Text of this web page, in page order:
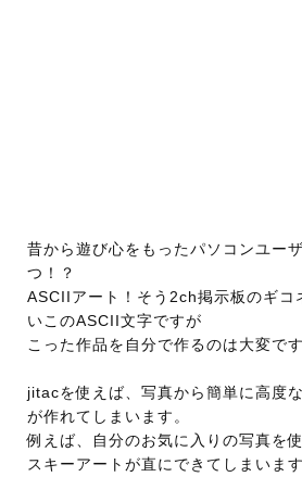
昔から遊び心をもったパソコンユー
つ！？
ASCIIアート！そう2ch掲示板のギコ
いこのASCII文字ですが
こった作品を自分で作るのは大変です
jitacを使えば、写真から簡単に高度
が作れてしまいます。
例えば、自分のお気に入りの写真を
スキーアートが直にできてしまいます